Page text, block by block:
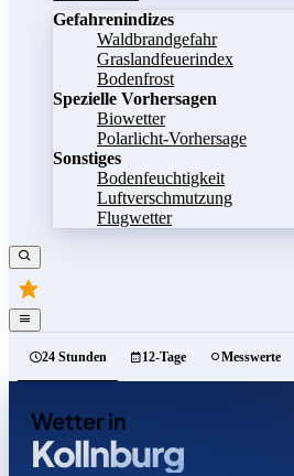
Gefahrenindizes
Waldbrandgefahr
Graslandfeuerindex
Bodenfrost
Spezielle Vorhersagen
Biowetter
Polarlicht-Vorhersage
Sonstiges
Bodenfeuchtigkeit
Luftverschmutzung
Flugwetter
24 Stunden 12-Tage Messwerte
Wetter in
Kollnburg